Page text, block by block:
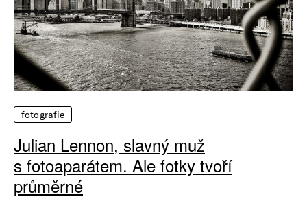
fotografie
Julian Lennon, slavný muž
s fotoaparátem. Ale fotky tvoří
průměrné